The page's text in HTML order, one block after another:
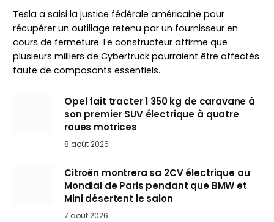
Tesla a saisi la justice fédérale américaine pour
récupérer un outillage retenu par un fournisseur en
cours de fermeture. Le constructeur affirme que
plusieurs milliers de Cybertruck pourraient être affectés
faute de composants essentiels.
Opel fait tracter 1 350 kg de caravane à
son premier SUV électrique à quatre
roues motrices
8 août 2026
Citroën montrera sa 2CV électrique au
Mondial de Paris pendant que BMW et
Mini désertent le salon
7 août 2026